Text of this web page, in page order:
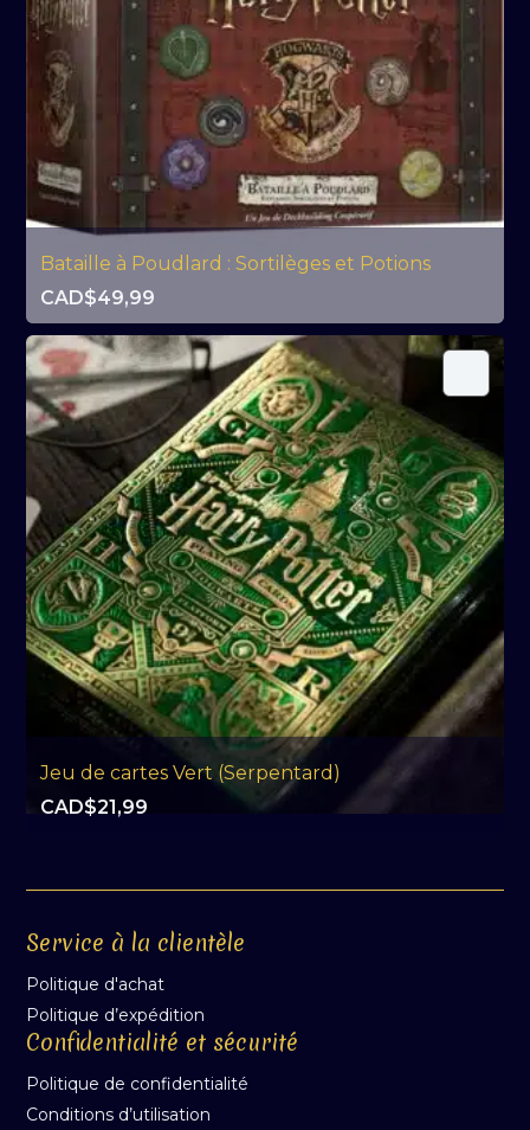
Bataille à Poudlard : Sortilèges et Potions
CAD$49,99
Jeu de cartes Vert (Serpentard)
CAD$21,99
Service à la clientèle
Politique d'achat
Politique d’expédition
Confidentialité et sécurité
Politique de confidentialité
Conditions d’utilisation